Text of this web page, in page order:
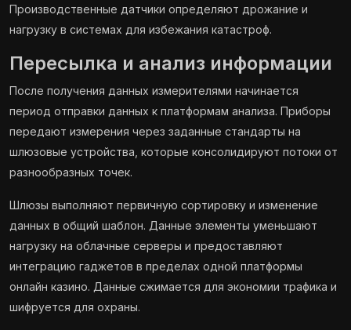
Производственные датчики определяют дрожание и
нагрузку в системах для избежания катастроф.
Пересылка и анализ информации
После получения данных измерителями начинается
период отправки данных к платформам анализа. Приборы
передают измерения через заданные стандарты на
шлюзовые устройства, которые консолидируют потоки от
разнообразных точек.
Шлюзы выполняют первичную сортировку и изменение
данных в общий шаблон. Данные элементы уменьшают
нагрузку на облачные серверы и предоставляют
интеграцию гаджетов в пределах одной платформы
онлайн казино. Данные сжимается для экономии трафика и
шифруется для охраны.